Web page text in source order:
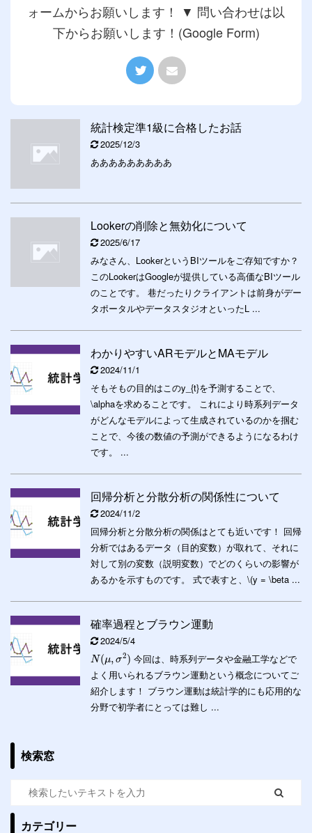
ォームからお願いします！ ▼ 問い合わせは以
下からお願いします！(Google Form)
統計検定準1級に合格したお話
2025/12/3
あああああああああ
Lookerの削除と無効化について
2025/6/17
みなさん、LookerというBIツールをご存知ですか？
このLookerはGoogleが提供している高価なBIツール
のことです。 巷だったりクライアントは前身がデー
タポータルやデータスタジオといったL ...
わかりやすいARモデルとMAモデル
2024/11/1
そもそもの目的はこのy_{t}を予測することで、
\alphaを求めることです。 これにより時系列データ
がどんなモデルによって生成されているのかを掴む
ことで、今後の数値の予測ができるようになるわけ
です。 ...
回帰分析と分散分析の関係性について
2024/11/2
回帰分析と分散分析の関係はとても近いです！ 回帰
分析ではあるデータ（目的変数）が取れて、それに
対して別の変数（説明変数）でどのくらいの影響が
あるかを示すものです。 式で表すと、\(y = \beta ...
確率過程とブラウン運動
2024/5/4
N(μ, σ2) 今回は、時系列データや金融工学などで
よく用いられるブラウン運動という概念についてご
紹介します！ ブラウン運動は統計学的にも応用的な
分野で初学者にとっては難し ...
検索窓
カテゴリー